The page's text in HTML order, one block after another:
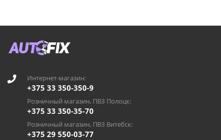
Интернет-магазин:
+375 33 350-350-9
Розничный магазин, ПВЗ Полоцк:
+375 33 350-35-70
Розничный магазин, ПВЗ Витебск:
+375 29 550-03-77